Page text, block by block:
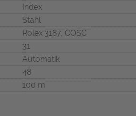
Index
Stahl
Rolex 3187, COSC
31
Automatik
48
100 m